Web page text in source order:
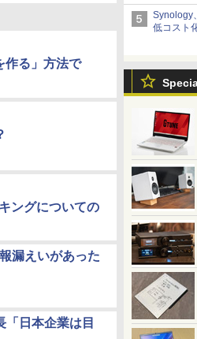
【やじう
Synology
低コスト
ーズ 予
作る」方法で
ングについての
漏えいがあった
日本企業は目